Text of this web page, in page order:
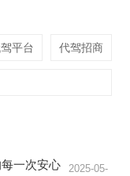
平台 代驾招商
一次安心
2025-05-